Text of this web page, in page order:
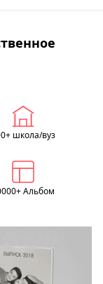
школа/вуз
Альбом